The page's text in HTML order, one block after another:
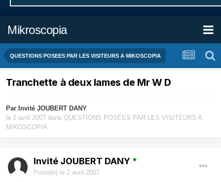
Mikroscopia
QUESTIONS POSEES PAR LES VISITEURS A MIKOSCOPIA
Tranchette à deux lames de Mr W D
Par Invité JOUBERT DANY
le 2 avril 2007 dans QUESTIONS POSEES PAR LES VISITEURS A
MIKOSCOPIA
Invité JOUBERT DANY *
Posté(e) le 2 avril 2007